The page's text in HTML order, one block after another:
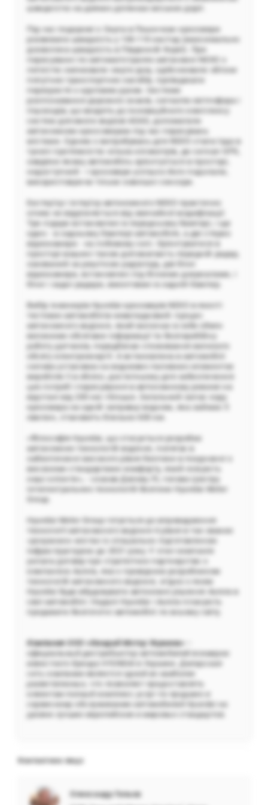
швидкістю на деяких ділянках міських доріг.
Під час подорожі з Сеула в Пхьончхан кросовери
розвивали швидкість у 100-110 км/год (максимально
дозволена швидкість в Південній Кореї). При
пересуванні по автомагістралях автономні NEXO з
легкістю змінювали смуги руху, здійснювали обгони
попутних транспортних засобів, проїжджали
перехрестя з круговим рухом. Системи
розпізнавання дорожніх знаків, сигналів світлофора і
пішоходів, що входять до інноваційного комплексу
систем допомоги водієві ADAS, допомагали
автономним кроссоверам під час пересувань
містами. Одним з випробувань для NEXO стала їзда в
тунелі протяжністю кілька кілометрів, де сигнал GPS,
завдяки якому автомобіль орієнтується в просторі,
недоступний - і кросовери успішно його подолали,
використовуючи тільки зовнішні сенсори.
Екстер'єр і інтер'єр автономного NEXO практично
нічим не відрізняється від звичайної модифікації.
Три лідари встановлені в передньому бампері, і ще
один - в задньому бампері автомобіля, а дві стерео
відеокамери - на лобовому склі. Орієнтуватися в
просторі машині також допомагають передній радар,
захований за решіткою радіатору, дві бічні
відеокамери, встановлені під бічними дзеркалами, і
бічні і задні радари, вмонтовані в задній бампер.
Вибір інженерів Hyundai кросоверів NEXO в якості
тестових автомобілів невипадковий: процес
автономного водіння, який включає в себе обмін
великими обсягами інформації та безперебійну
роботу датчиків, передбачає споживання великого
обсягу електроенергії. А встановлена ​​в автомобілі
силова установка на водневих паливних елементах
виробляє її в обсязі, достатньому для забезпечення
цих потреб і пересування в автономному режимі на
відстані від 200 км і більше. Загальний запас ходу
кросовера на одній заправці воднем, яка займає 5
хвилин, становить близько 600 км.
«Філософія Hyundai, що стосується розробки
автономних технологій водіння, полягає в
забезпеченні високого рівня безпеки в поєднанні з
високими стандартами комфорту, який очікують
наші клієнти», - сказав Джінву Лі, голова Центру
інтелектуальних технологій безпеки Hyundai Motor
Group.
Hyundai Motor Group готується до впровадження
технології автономного водіння 4 рівня в так званих
«розумних» містах із спеціально підготовленою
інфраструктурою до 2021 року. У січні компанія
уклала договір про стратегічне партнерство з
компанією Aurora, яка є провідним розробником
технологій автономного водіння, згідно з яким
Hyundai буде вбудовувати автономні рішення Aurora в
свої автомобілі. Надалі Hyundai і Aurora планують
продавати безпілотні автомобілі по всьому світу.
Компания OOO «Хюндай Мотор Украина»
официальный дистрибьютор автомобилей всемирно
известного бренда HYUNDAI в Украине. Дилерская
сеть компании является одной из наиболее
разветвленных, что позволяет предоставлять
клиентам полный комплекс услуг по продаже и
сервисному обслуживанию автомобилей Hyundai на
уровне лучших европейских и мировых стандартов.
Контактное лицо
Олександр Гильов